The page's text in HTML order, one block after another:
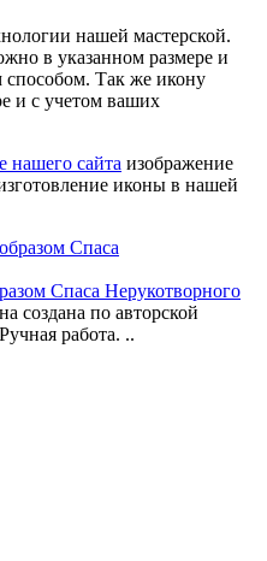
нашей мастерской.
в указанном размере и
способом. Так же икону
и с учетом ваших
нашего сайта изображение
иконы в нашей
Спаса Нерукотворного
создана по авторской
работа. ..